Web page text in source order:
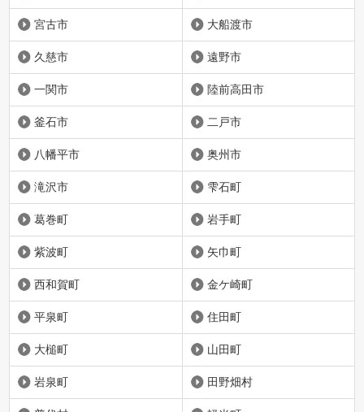
宮古市 大船渡市
久慈市 遠野市
一関市 陸前高田市
釜石市 二戸市
八幡平市 奥州市
滝沢市 雫石町
葛巻町 岩手町
紫波町 矢巾町
西和賀町 金ケ崎町
平泉町 住田町
大槌町 山田町
岩泉町 田野畑村